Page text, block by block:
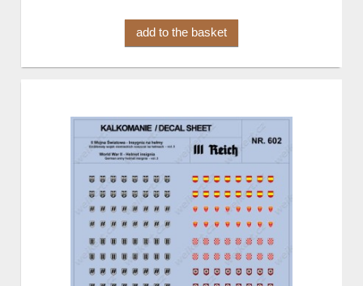
add to the basket